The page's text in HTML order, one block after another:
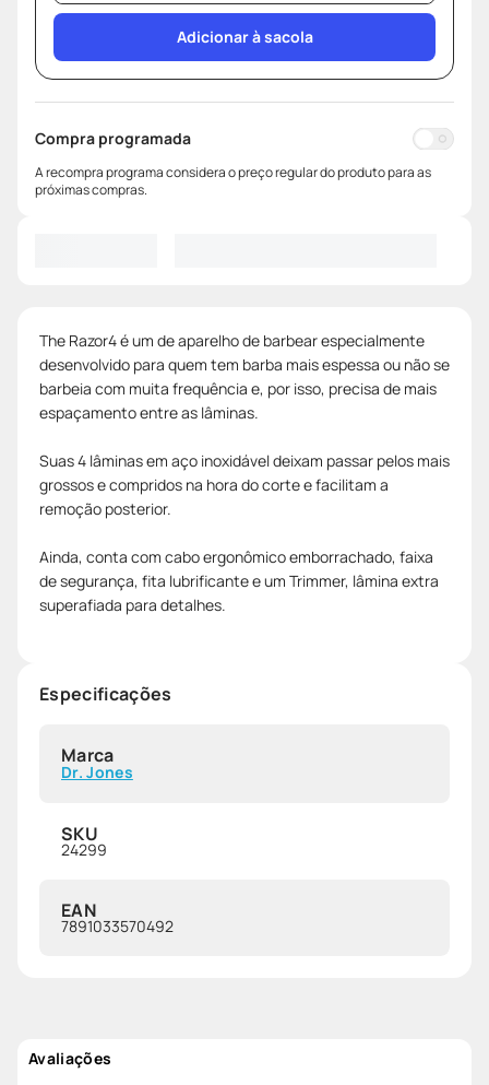
Adicionar à sacola
Compra programada
A recompra programa considera o preço regular do produto para as
próximas compras.
The Razor4 é um de aparelho de barbear especialmente
desenvolvido para quem tem barba mais espessa ou não se
barbeia com muita frequência e, por isso, precisa de mais
espaçamento entre as lâminas.
Suas 4 lâminas em aço inoxidável deixam passar pelos mais
grossos e compridos na hora do corte e facilitam a
remoção posterior.
Ainda, conta com cabo ergonômico emborrachado, faixa
de segurança, fita lubrificante e um Trimmer, lâmina extra
superafiada para detalhes.
Especificações
Marca
Dr. Jones
SKU
24299
EAN
7891033570492
Avaliações